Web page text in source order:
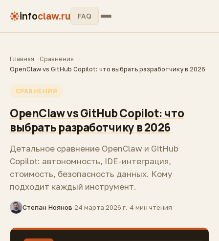
infoclaw.ru FAQ
Главная
Сравнения
OpenClaw vs GitHub Copilot: что выбрать разработчику в 2026
СРАВНЕНИЯ
OpenClaw vs GitHub Copilot: что
выбрать разработчику в 2026
Детальное сравнение OpenClaw и GitHub
Copilot: автономность, IDE-интеграция,
стоимость, безопасность данных. Кому
подходит каждый инструмент.
Степан Ноянов·24 марта 2026 г.·4 мин чтения